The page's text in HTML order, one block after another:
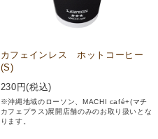
カフェインレス ホットコーヒー
(S)
230 円(税込)
※沖縄地域のローソン、MACHI café+(マチ
カフェプラス)展開店舗のみのお取り扱いとな
ります。